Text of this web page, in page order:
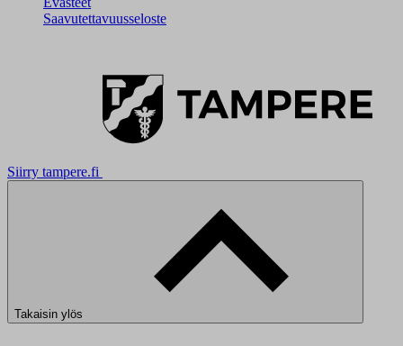
Saavutettavuusseloste
Siirry tampere.fi
Takaisin ylös